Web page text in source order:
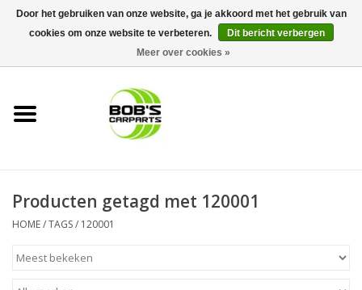
0 Artikelen - €0,00
KS TOOLS
Next Gereedschapswagens
Opbergsystemen
Producten getagd met 120001
HOME/TAGS/ 120001
Door het gebruiken van onze website, ga je akkoord met het gebruik van
cookies om onze website te verbeteren.
Dit bericht verbergen
Meer over cookies »